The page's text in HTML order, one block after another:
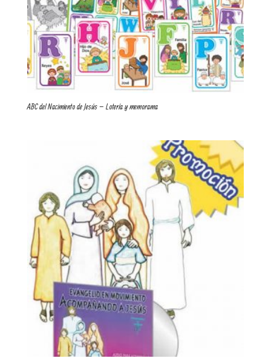
ABC del Nacimiento de Jesús – Lotería y memorama